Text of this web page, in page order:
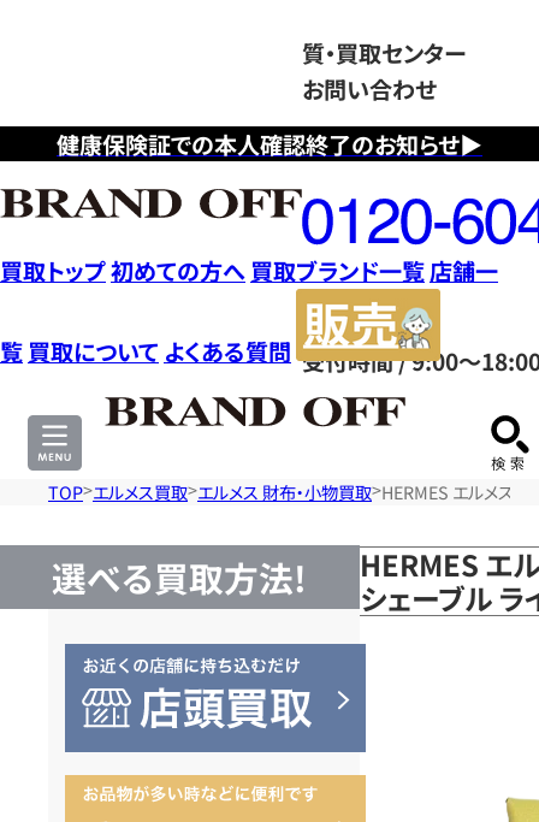
健康保険証での本人確認終了のお知らせ▶
質・買取センター
お問い合わせ
フ
リ
ー
ダ
イ
ヤ
ル
0120604117
受付時間 / 9:00～
買取トップ初めての方へ 買取ブランド一覧店舗一
覧 買取について よくある質問
サ
TOP エルメス買取 エルメス 財布・小物買取 HERMES エルメス
選べる買取方法!
HERMES エ
シェーブル